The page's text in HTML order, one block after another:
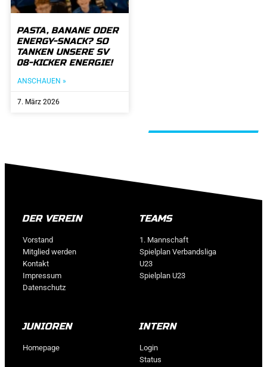
PASTA, BANANE ODER
ENERGY-SNACK? SO
TANKEN UNSERE SV
08-KICKER ENERGIE!
ANSCHAUEN »
7. März 2026
DER VEREIN
Vorstand
Mitglied werden
Kontakt
Impressum
Datenschutz
TEAMS
1. Mannschaft
Spielplan Verbandsliga
U23
Spielplan U23
JUNIOREN
Homepage
INTERN
Login
Status